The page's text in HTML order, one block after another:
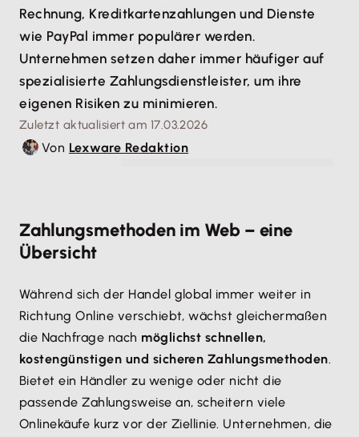
Rechnung, Kreditkartenzahlungen und Dienste
wie PayPal immer populärer werden.
Unternehmen setzen daher immer häufiger auf
spezialisierte Zahlungsdienstleister, um ihre
eigenen Risiken zu minimieren.
Zuletzt aktualisiert am 17.03.2026
Von Lexware Redaktion© Urheber Bartek (KI-generiert) - adobe stock
Zahlungsmethoden im Web – eine
Übersicht
Während sich der Handel global immer weiter in
Richtung Online verschiebt, wächst gleichermaßen
die Nachfrage nach möglichst schnellen,
kostengünstigen und sicheren Zahlungsmethoden.
Bietet ein Händler zu wenige oder nicht die
passende Zahlungsweise an, scheitern viele
Onlinekäufe kurz vor der Ziellinie. Unternehmen, die